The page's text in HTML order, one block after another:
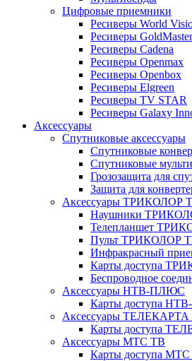
Цифровые приемники
Ресиверы World
Ресиверы GoldMaster
Ресиверы Cadena
Ресиверы Openmax
Ресиверы Openbox
Ресиверы Elgreen
Ресиверы TV STAR
Ресиверы Galaxy
Аксессуары
Спутниковые аксессуары
Спутниковые
Спутниковые
Грозозащита для
Защита для
Аксессуары ТРИКОЛОР
Наушники
Телепланшет
Пульт ТРИКОЛОР
Инфракрасный
Карты доступа
Беспроводное
Аксессуары НТВ-ПЛЮС
Карты доступа
Аксессуары ТЕЛЕКАРТА
Карты доступа
Аксессуары МТС ТВ
Карты доступа